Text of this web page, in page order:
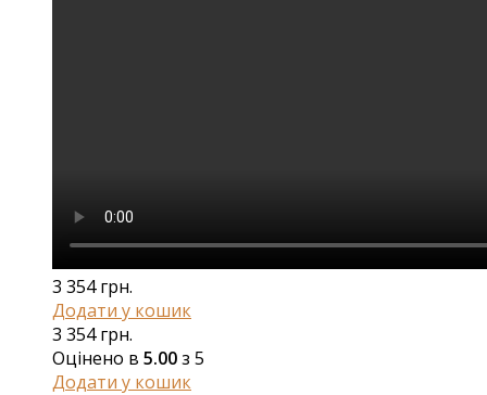
3 354грн.
Додати у кошик
3 354грн.
Оцінено в 5.00з 5
Додати у кошик